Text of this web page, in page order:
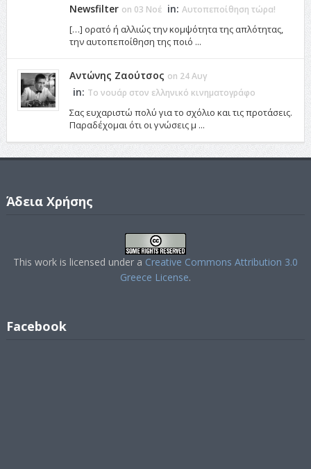
Newsfilter on 03 Νοέ in: Αυτοπεποίθηση τώρα!
[…] ορατό ή αλλιώς την κομψότητα της απλότητας,
την αυτοπεποίθηση της ποιό ...
Αντώνης Ζαούτσος on 24 Αυγ
in: Το νουάρ στον ελληνικό κινηματογράφο
Σας ευχαριστώ πολύ για το σχόλιο και τις προτάσεις.
Παραδέχομαι ότι οι γνώσεις μ ...
Άδεια Χρήσης
This work is licensed under a Creative Commons Attribution 3.0
Greece License.
Facebook